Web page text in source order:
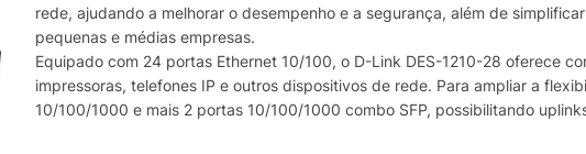
rede, ajudando a melhorar o desempenho e a segurança, além de
pequenas e médias empresas.
Equipado com 24 portas Ethernet 10/100, o D-Link DES-1210-28 oferece
impressoras, telefones IP e outros dispositivos de rede. Para ampliar a
10/100/1000 e mais 2 portas 10/100/1000 combo SFP, possibilitando